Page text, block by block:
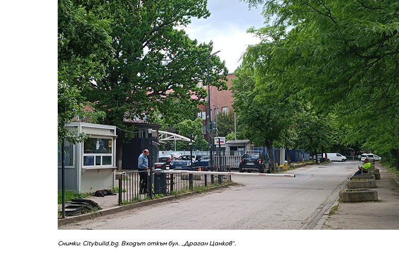
Снимки: Citybuild.bg. Входът откъм бул. „Драган Цанков“.